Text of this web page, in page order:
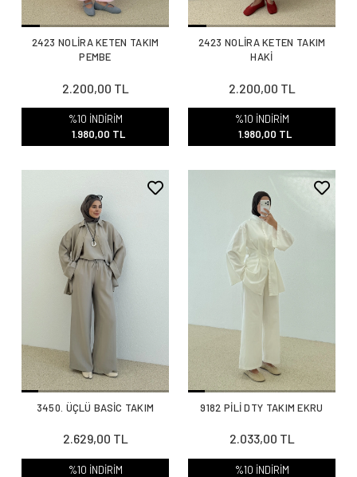
2423 NOLİRA KETEN TAKIM
PEMBE
2.200,00 TL
%10 İNDİRİM
1.980,00 TL
2423 NOLİRA KETEN TAKIM
HAKİ
2.200,00 TL
%10 İNDİRİM
1.980,00 TL
3450. ÜÇLÜ BASİC TAKIM
2.629,00 TL
%10 İNDİRİM
9182 PİLİ DTY TAKIM EKRU
2.033,00 TL
%10 İNDİRİM